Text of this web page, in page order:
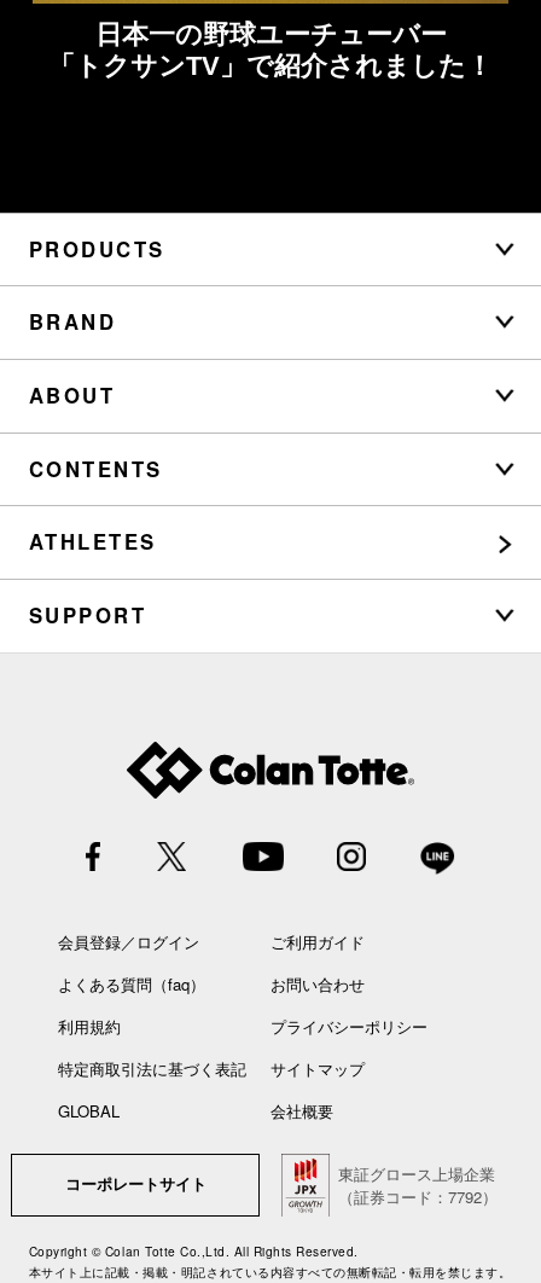
日本一の野球ユーチューバー
「トクサンTV」で紹介されました！
PRODUCTS
BRAND
ABOUT
CONTENTS
ATHLETES
SUPPORT
会員登録／ログイン
ご利用ガイド
よくある質問（faq）
お問い合わせ
利用規約
プライバシーポリシー
特定商取引法に基づく表記
サイトマップ
GLOBAL
会社概要
コーポレートサイト
東証グロース上場企業
（証券コード：7792）
Copyright © Colan Totte Co.,Ltd. All Rights Reserved.
本サイト上に記載・掲載・明記されている内容すべての無断転記・転用を禁じます。